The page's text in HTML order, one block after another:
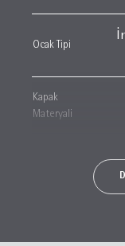
Ocak Tipi
Kapak
Materyali